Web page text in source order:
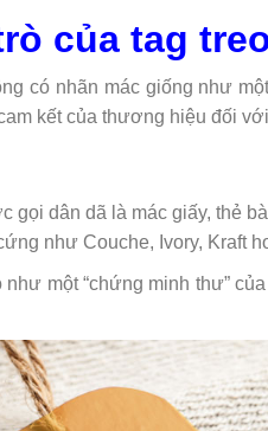
của tag
có nhãn mác giống như
kết của thương hiệu đối
gọi dân dã là mác giấy, thẻ
như Couche, Ivory, Kraft
một “chứng minh thư”